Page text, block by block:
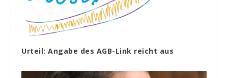
Urteil: Angabe des AGB-Link reicht aus